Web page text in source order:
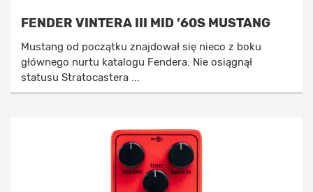
FENDER VINTERA III MID ’60S MUSTANG
Mustang od początku znajdował się nieco z boku
głównego nurtu katalogu Fendera. Nie osiągnął
statusu Stratocastera ...